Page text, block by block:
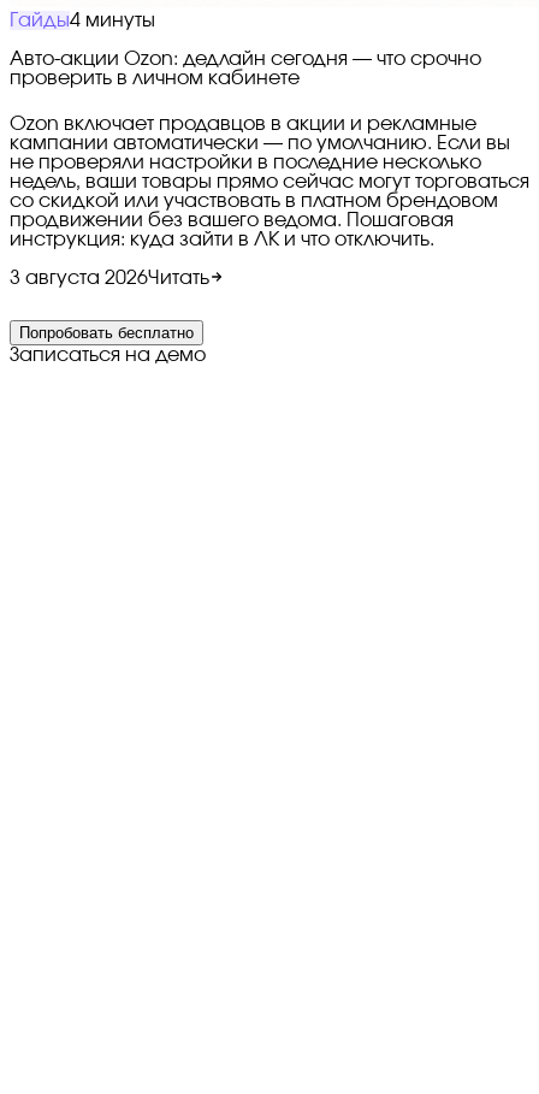
Гайды4 минуты
Авто-акции Ozon: дедлайн сегодня — что срочно
проверить в личном кабинете
Ozon включает продавцов в акции и рекламные
кампании автоматически — по умолчанию. Если вы
не проверяли настройки в последние несколько
недель, ваши товары прямо сейчас могут торговаться
со скидкой или участвовать в платном брендовом
продвижении без вашего ведома. Пошаговая
инструкция: куда зайти в ЛК и что отключить.
3 августа 2026Читать
Попробовать бесплатно
Записаться на демо